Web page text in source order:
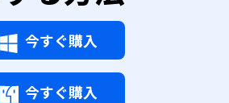
今すぐ購入
今すぐ購入